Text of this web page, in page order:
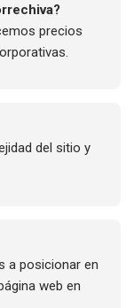
precios
del sitio y
a posicionar en
web en